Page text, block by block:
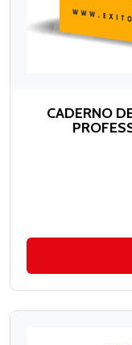
CADERNO